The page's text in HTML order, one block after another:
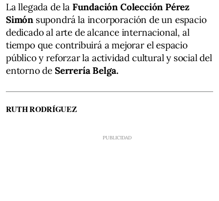
La llegada de la Fundación Colección Pérez
Simón supondrá la incorporación de un espacio
dedicado al arte de alcance internacional, al
tiempo que contribuirá a mejorar el espacio
público y reforzar la actividad cultural y social del
entorno de Serrería Belga.
RUTH RODRÍGUEZ